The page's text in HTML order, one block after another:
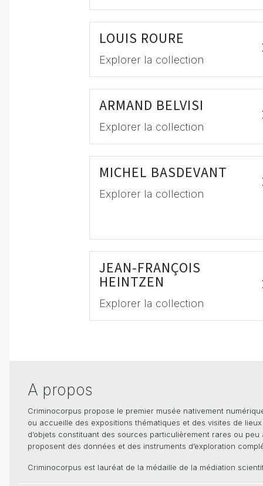
LOUIS ROURE
Explorer la collection
ARMAND BELVISI
Explorer la collection
MICHEL BASDEVANT
Explorer la collection
JEAN-FRANÇOIS
HEINTZEN
Explorer la collection
A propos
Criminocorpus propose le premier musée nativement
ou accueille des expositions thématiques et des visites de
d’objets constituant des sources particulièrement rares ou
proposent des données et des instruments d’exploration
Criminocorpus est lauréat de la médaille de la médiation